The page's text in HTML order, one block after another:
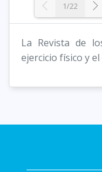
1/22
La Revista de
ejercicio físico y